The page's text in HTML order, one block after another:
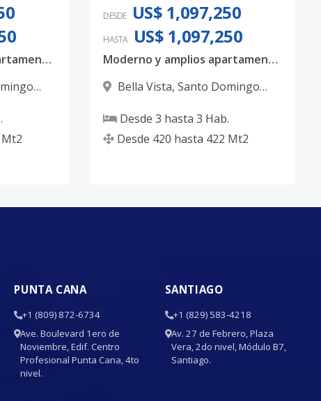
Moderno y amplios apartamentos en Bella Vista, con 3 habitaciones, 3.5 baños y 4 parqueos techados
Mt2
DESDE US$ 1,097,250
HASTA US$ 1,097,250
Moderno y amplios apartamentos en Bella Vista, con 3 habitaciones, 3.5 baños y 4 parqueos techados
Bella Vista, Santo Domingo
Desde 3 hasta 3 Hab.
Desde 420 hasta 422 Mt2
PUNTA CANA
+1 (809) 872-6734
Ave. Boulevard 1ero de
Noviembre, Edif. Centro
Profesional Punta Cana, 4to
nivel.
SANTIAGO
+1 (829) 583-4218
Av. 27 de Febrero, Plaza
Vera, 2do nivel, Módulo B7,
Santiago.